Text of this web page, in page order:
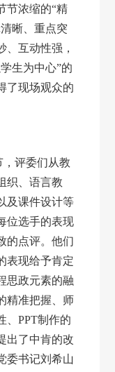
节浓缩的“精
晰、重点突
、互动性强，
生为中心”的
了现场观众的
，评委们从教
织、语言教
及课件设计等
位选手的表现
的点评。他们
表现给予肯定
思政元素的融
精准把握、师
PPT制作的
出了中肯的改
委书记刘希山